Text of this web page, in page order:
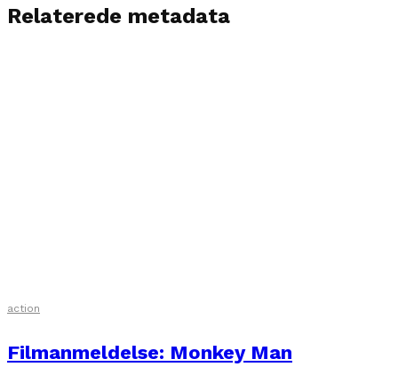
Relaterede metadata
action
Filmanmeldelse: Monkey Man